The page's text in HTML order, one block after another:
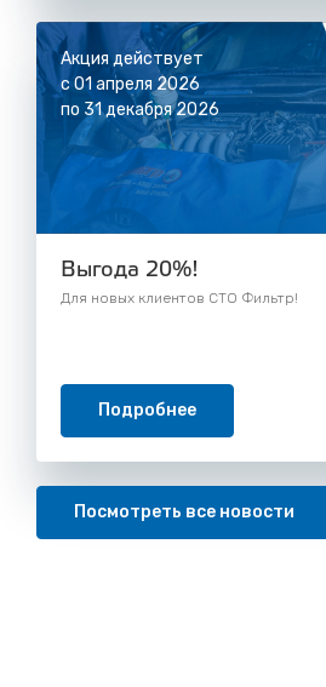
Акция действует
с 01 апреля 2026
по 31 декабря 2026
Выгода 20%!
Для новых клиентов СТО Фильтр!
Подробнее
Посмотреть все новости